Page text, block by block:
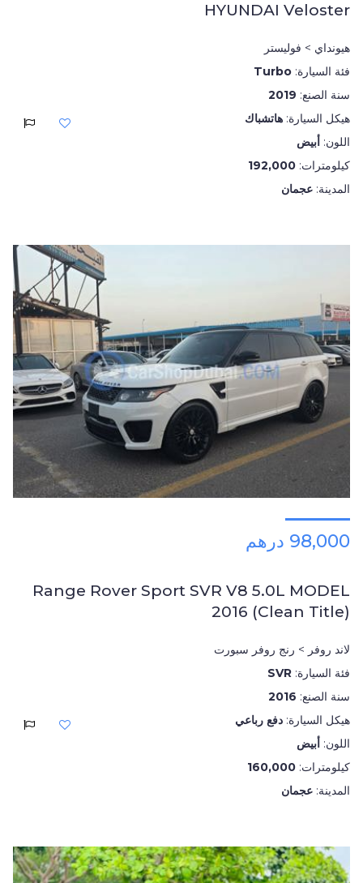
HYUNDAI Veloster
هيونداي > فوليستر
فئة السيارة: Turbo
سنة الصنع: 2019
هيكل السيارة: هاتشباك
اللون: أبيض
كيلومترات: 192,000
المدينة: عجمان
98,000 درهم
Range Rover Sport SVR V8 5.0L MODEL
2016 (Clean Title)
لاند روفر > رنج روفر سبورت
فئة السيارة: SVR
سنة الصنع: 2016
هيكل السيارة: دفع رباعي
اللون: أبيض
كيلومترات: 160,000
المدينة: عجمان